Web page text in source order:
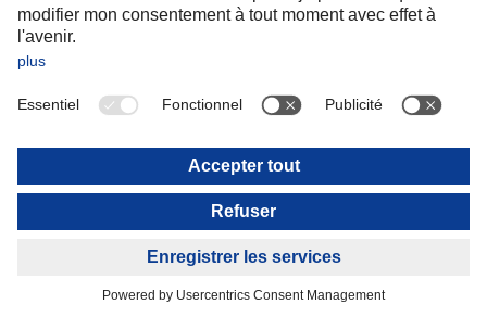
Switzerland(DE FR)
Turkey
OCEANIA